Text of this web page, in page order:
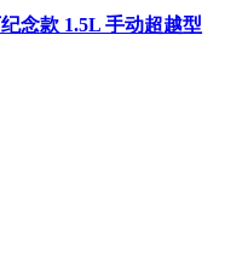
念款 1.5L 手动超越型